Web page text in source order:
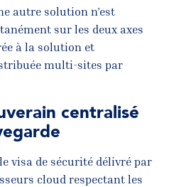
autre solution n’est
sur les deux axes
à la solution et
multi-sites par
centralisé
visa de sécurité délivré par
cloud respectant les